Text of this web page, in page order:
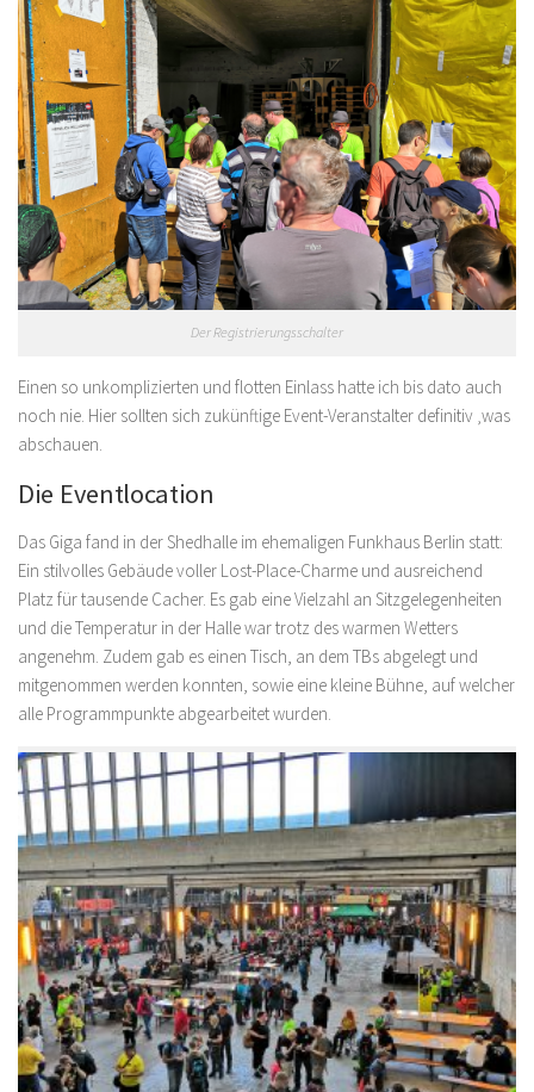
Der Registrierungsschalter
Einen so unkomplizierten und flotten Einlass hatte ich bis dato auch
noch nie. Hier sollten sich zukünftige Event-Veranstalter definitiv ‚was
abschauen.
Die Eventlocation
Das Giga fand in der Shedhalle im ehemaligen Funkhaus Berlin statt:
Ein stilvolles Gebäude voller Lost-Place-Charme und ausreichend
Platz für tausende Cacher. Es gab eine Vielzahl an Sitzgelegenheiten
und die Temperatur in der Halle war trotz des warmen Wetters
angenehm. Zudem gab es einen Tisch, an dem TBs abgelegt und
mitgenommen werden konnten, sowie eine kleine Bühne, auf welcher
alle Programmpunkte abgearbeitet wurden.